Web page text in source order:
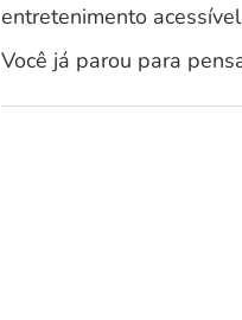
entretenimento
Você já parou para